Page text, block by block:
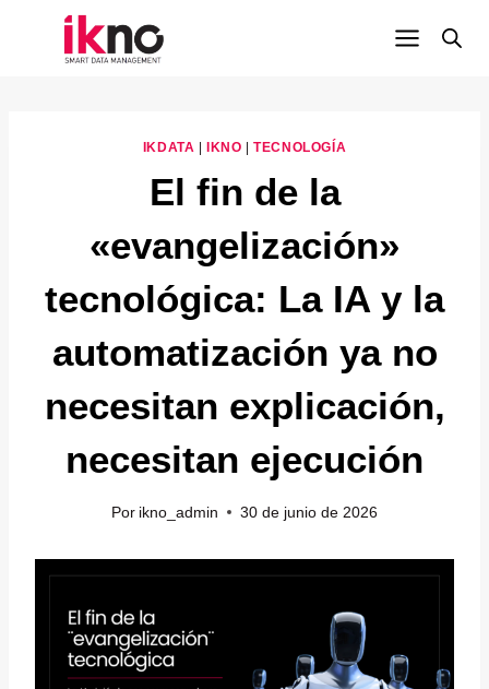
IKDATA IKNO |TECNOLOGÍA
El fin de la
«evangelización»
tecnológica: La IA y la
automatización ya no
necesitan explicación,
necesitan ejecución
Por ikno_admin 30 de junio de 2026